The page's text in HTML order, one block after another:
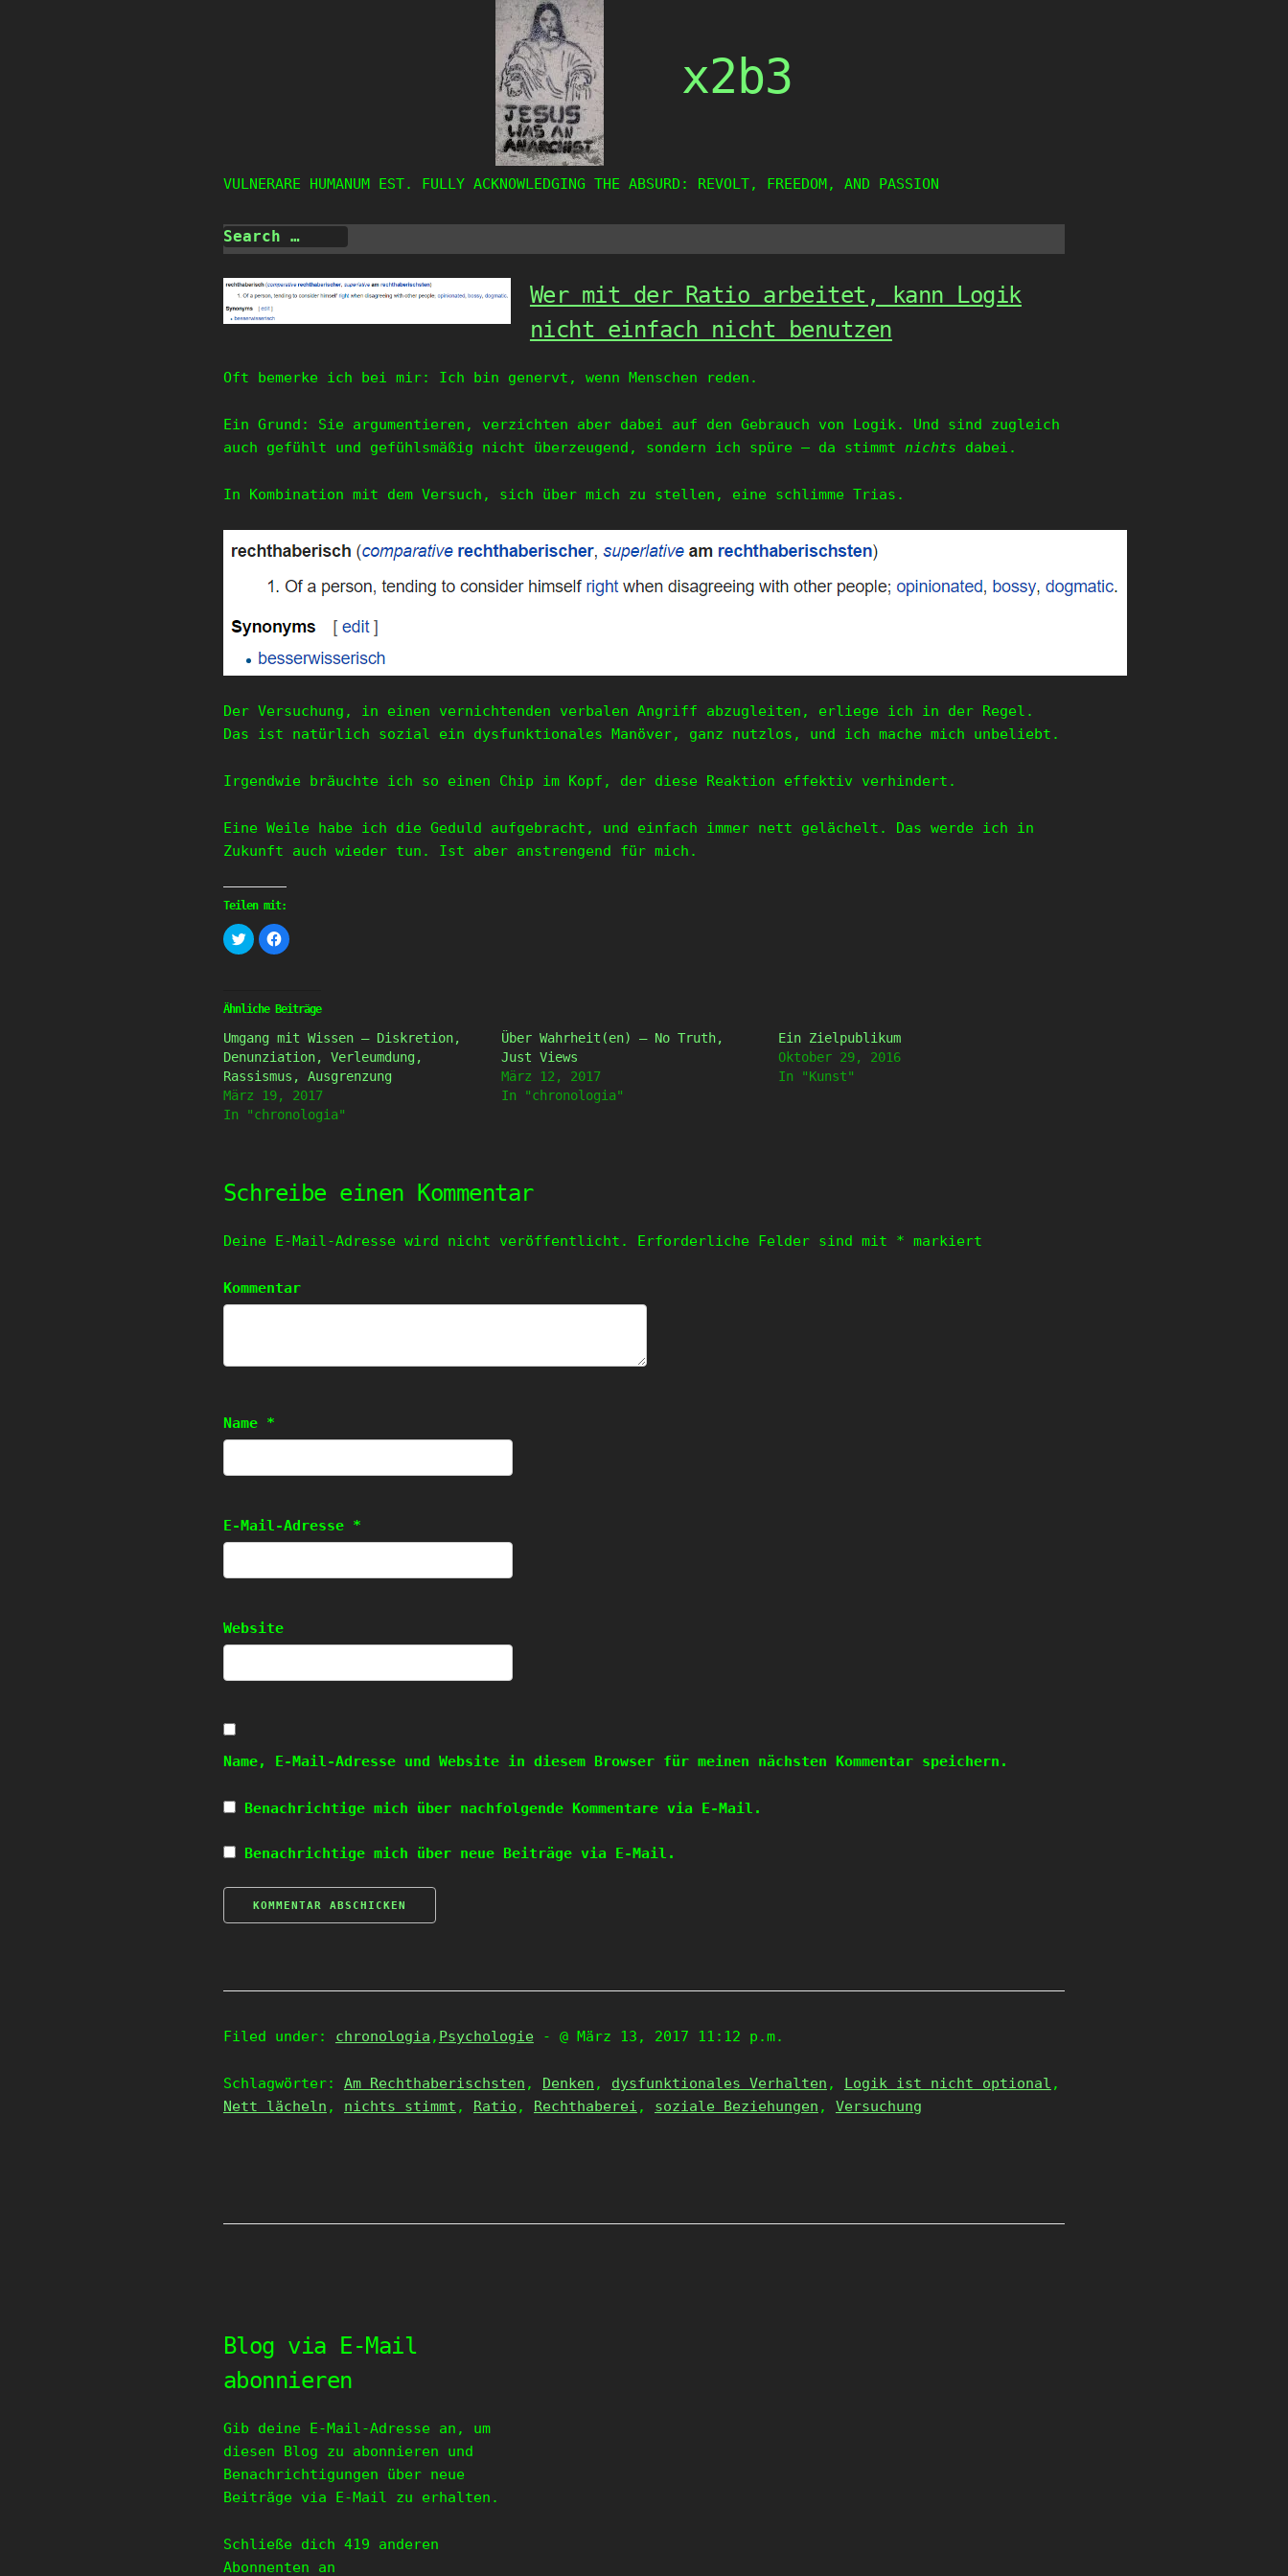
x2b3
VULNERARE HUMANUM EST. FULLY ACKNOWLEDGING THE ABSURD: REVOLT, FREEDOM, AND PASSION
Wer mit der Ratio arbeitet, kann Logik
nicht einfach nicht benutzen
Oft bemerke ich bei mir: Ich bin genervt, wenn Menschen reden.
Ein Grund: Sie argumentieren, verzichten aber dabei auf den Gebrauch von Logik. Und sind zugleich
auch gefühlt und gefühlsmäßig nicht überzeugend, sondern ich spüre – da stimmt nichts dabei.
In Kombination mit dem Versuch, sich über mich zu stellen, eine schlimme Trias.
Der Versuchung, in einen vernichtenden verbalen Angriff abzugleiten, erliege ich in der Regel.
Das ist natürlich sozial ein dysfunktionales Manöver, ganz nutzlos, und ich mache mich unbeliebt.
Irgendwie bräuchte ich so einen Chip im Kopf, der diese Reaktion effektiv verhindert.
Eine Weile habe ich die Geduld aufgebracht, und einfach immer nett gelächelt. Das werde ich in
Zukunft auch wieder tun. Ist aber anstrengend für mich.
Teilen mit:
Klick,
um
über
(Wird
in
Fenster
geöffnet)
Klick,
um
(Wird
in
Fenster
geöffnet)
Ähnliche Beiträge
Umgang mit Wissen – Diskretion,
Denunziation, Verleumdung,
Rassismus, Ausgrenzung
März 19, 2017
In "chronologia"
Über Wahrheit(en) – No Truth,
Just Views
März 12, 2017
In "chronologia"
Ein Zielpublikum
Oktober 29, 2016
In "Kunst"
Schreibe einen Kommentar
Deine E-Mail-Adresse wird nicht veröffentlicht. Erforderliche Felder sind mit * markiert
Kommentar
Name *
E-Mail-Adresse *
Website
Name, E-Mail-Adresse und Website in diesem Browser für meinen nächsten Kommentar speichern.
Benachrichtige mich über nachfolgende Kommentare via E-Mail.
Benachrichtige mich über neue Beiträge via E-Mail.
Filed under: chronologia , Psychologie - @ März 13, 2017 11:12 p.m.
Schlagwörter: Am Rechthaberischsten , Denken , dysfunktionales Verhalten , Logik ist nicht optional ,
Nett lächeln , nichts stimmt , Ratio , Rechthaberei , soziale Beziehungen , Versuchung
Blog via E-Mail
abonnieren
Gib deine E-Mail-Adresse an, um
diesen Blog zu abonnieren und
Benachrichtigungen über neue
Beiträge via E-Mail zu erhalten.
Schließe dich 419 anderen
Abonnenten an